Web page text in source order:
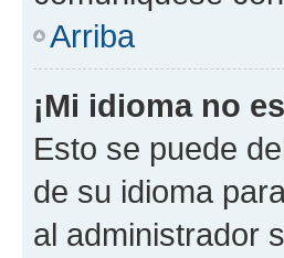
Arriba
¡Mi idioma no
Esto se puede
de su idioma
al administrador